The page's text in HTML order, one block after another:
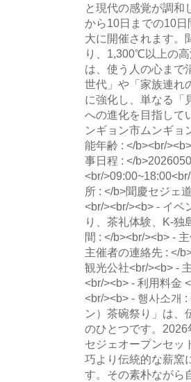
と現代の感覚が調和
から10日までの10
大に開催されます。
り、1,300℃以上の
は、使う人の心まで
世代」や「家族連れ
に強化し、単なる「
への進化を目指して
ンギョン市ムンギョ
能年齢 : </b><br/
事日程 : </
<br/
所 : </b>聞慶セジェ
<br/><br/><b> - イベ
り、茶礼体験、K‐
間 : </b><br/><b> -
主催者の連絡先 : </
観光公社<br/><b> -
<br/><b> - 利用料金
<br/><b> - 행사소개
ン）茶碗祭り」は、
のひとつです。
セジェオープンセッ
巧より伝統的な薪窯
す。その素朴ながら